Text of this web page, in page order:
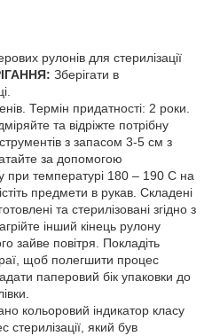
рулонів для стерилізації
Зберігати в
Термін придатності: 2 роки.
та відріжте потрібну
з запасом 3-5 см з
за допомогою
при температурі 180 – 190 С на
предмети в рукав. Складені
та стерилізовані згідно з
інший кінець рулону
зайве повітря. Покладіть
щоб полегшити процес
паперовий бік упаковки до
кольоровий індикатор класу
який був